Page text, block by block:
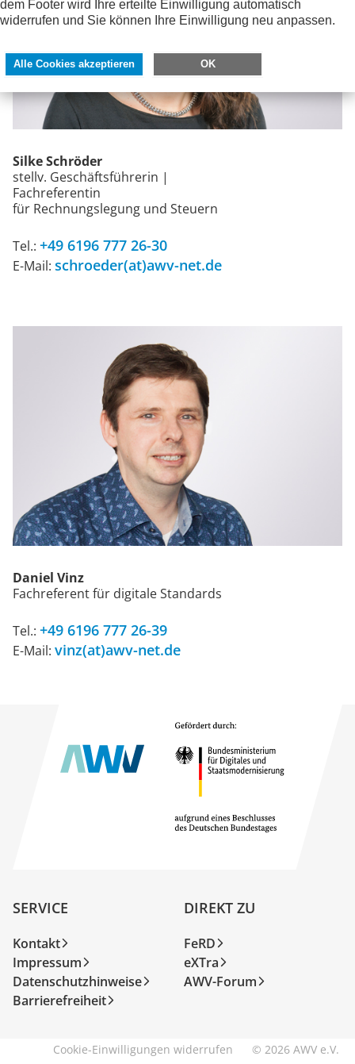
Silke Schröder
stellv. Geschäftsführerin |
Fachreferentin
für Rechnungslegung und Steuern
Tel.: +49 6196 777 26-30
E-Mail: schroeder(at)awv-net.de
Daniel Vinz
Fachreferent für digitale Standards
Tel.: +49 6196 777 26-39
E-Mail: vinz(at)awv-net.de
SERVICE
Kontakt
Impressum
Datenschutzhinweise
Barrierefreiheit
DIREKT ZU
FeRD
eXTra
AWV-Forum
Cookie-Einwilligungen widerrufen © 2026 AWV e.V.
dem Footer wird Ihre erteilte Einwilligung automatisch
widerrufen und Sie können Ihre Einwilligung neu anpassen.
Alle Cookies akzeptieren OK